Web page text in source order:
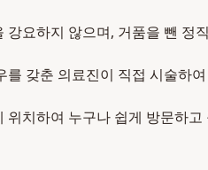
강요하지 않으며, 거품을 뺀 정
를 갖춘 의료진이 직접 시술하
위치하여 누구나 쉽게 방문하